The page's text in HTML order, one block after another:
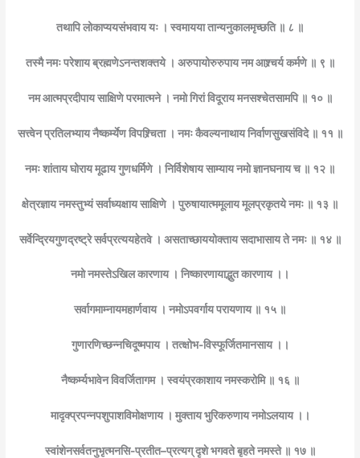
तथापि लोकाप्ययसंभवाय यः । स्वमायया तान्यनुकालमृच्छति ॥ ८ ॥
तस्मै नमः परेशाय ब्रह्मणेऽनन्तशक्तये । अरुपायोरुरुपाय नम आश्र्चर्य कर्मणे ॥ ९ ॥
नम आत्मप्रदीपाय साक्षिणे परमात्मने । नमो गिरां विदूराय मनसश्चेतसामपि ॥ १० ॥
सत्त्वेन प्रतिलभ्याय नैष्कर्म्येण विपश्र्चिता । नमः कैवल्यनाथाय निर्वाणसुखसंविदे ॥ ११ ॥
नमः शांताय घोराय मूढाय गुणधर्मिणे । निर्विशेषाय साम्याय नमो ज्ञानघनाय च ॥ १२ ॥
क्षेत्रज्ञाय नमस्तुभ्यं सर्वाध्यक्षाय साक्षिणे । पुरुषायात्ममूलाय मूलप्रकृतये नमः ॥ १३ ॥
सर्वेन्द्रियगुणद्रष्ट्रे सर्वप्रत्ययहेतवे । असताच्छाययोक्ताय सदाभासाय ते नमः ॥ १४ ॥
नमो नमस्तेऽखिल कारणाय । निष्कारणायाद्भुत कारणाय ।।
सर्वागमाम्नायमहार्णवाय । नमोऽपवर्गाय परायणाय ॥ १५ ॥
गुणारणिच्छन्नचिदूष्मपाय । तत्क्षोभ-विस्फूर्जितमानसाय ।।
नैष्कर्म्यभावेन विवर्जितागम । स्वयंप्रकाशाय नमस्करोमि ॥ १६ ॥
मादृक्प्रपन्नपशुपाशविमोक्षणाय । मुक्ताय भुरिकरुणाय नमोऽलयाय ।।
स्वांशेनसर्वतनुभृत्मनसि-प्रतीत–प्रत्यग् दृशे भगवते बृहते नमस्ते ॥ १७ ॥